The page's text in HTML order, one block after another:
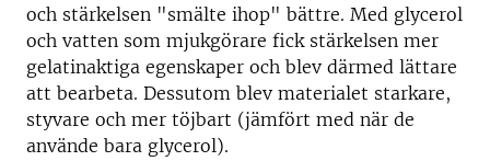
och stärkelsen "smälte ihop" bättre. Med glycerol
och vatten som mjukgörare fick stärkelsen mer
gelatinaktiga egenskaper och blev därmed lättare
att bearbeta. Dessutom blev materialet starkare,
styvare och mer töjbart (jämfört med när de
använde bara glycerol).